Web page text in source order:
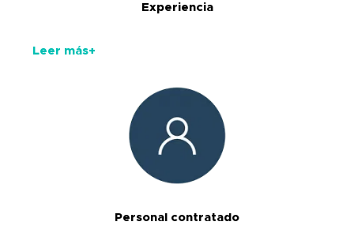
Experiencia
Leer más+
Personal contratado